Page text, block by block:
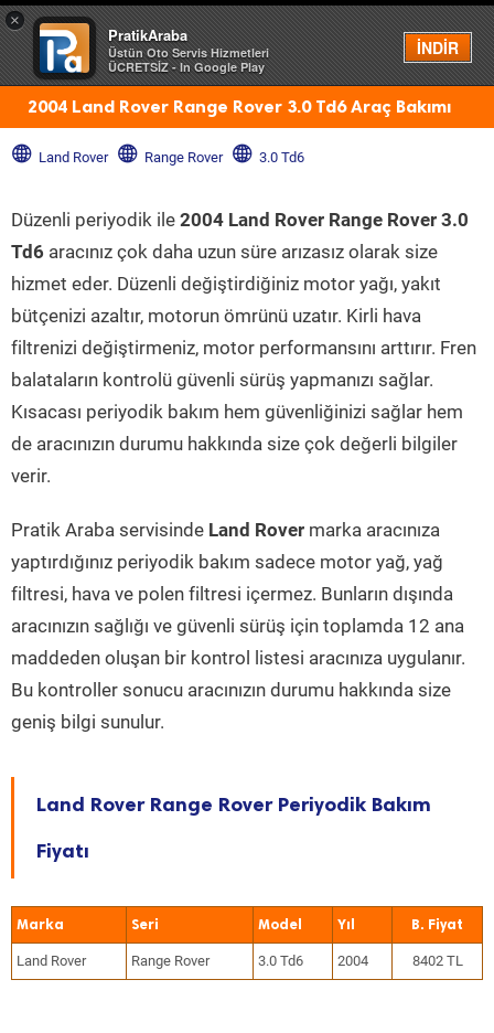
×
PratikAraba
Üstün Oto Servis Hizmetleri
ÜCRETSİZ - In Google Play
İNDİR
Menü
2004 Land Rover Range Rover 3.0 Td6 Araç Bakımı
Land Rover Range Rover 3.0 Td6
Düzenli periyodik ile 2004 Land Rover Range Rover 3.0
Td6 aracınız çok daha uzun süre arızasız olarak size
hizmet eder. Düzenli değiştirdiğiniz motor yağı, yakıt
bütçenizi azaltır, motorun ömrünü uzatır. Kirli hava
filtrenizi değiştirmeniz, motor performansını arttırır. Fren
balataların kontrolü güvenli sürüş yapmanızı sağlar.
Kısacası periyodik bakım hem güvenliğinizi sağlar hem
de aracınızın durumu hakkında size çok değerli bilgiler
verir.
Pratik Araba servisinde Land Rover marka aracınıza
yaptırdığınız periyodik bakım sadece motor yağ, yağ
filtresi, hava ve polen filtresi içermez. Bunların dışında
aracınızın sağlığı ve güvenli sürüş için toplamda 12 ana
maddeden oluşan bir kontrol listesi aracınıza uygulanır.
Bu kontroller sonucu aracınızın durumu hakkında size
geniş bilgi sunulur.
Land Rover Range Rover Periyodik Bakım
Fiyatı
Marka Seri Model Yıl
Land Rover Range Rover 3.0 Td6 2004 8402 TL